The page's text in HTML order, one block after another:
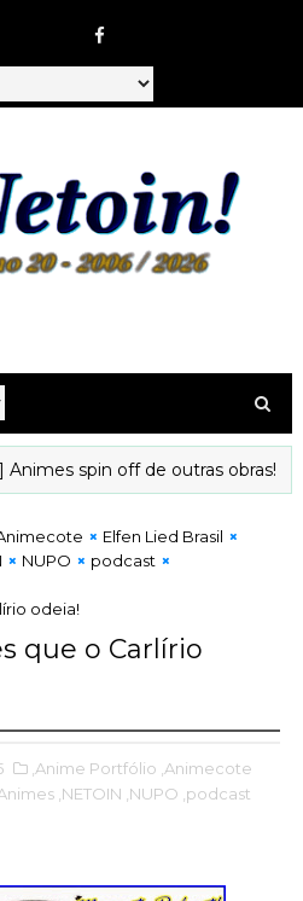
spin off de outras obras!
Elfen Lied Brasil
NUPO
podcast
odeia!
que o Carlírio
,Anime Portfólio ,Animecote
,NETOIN ,NUPO ,podcast